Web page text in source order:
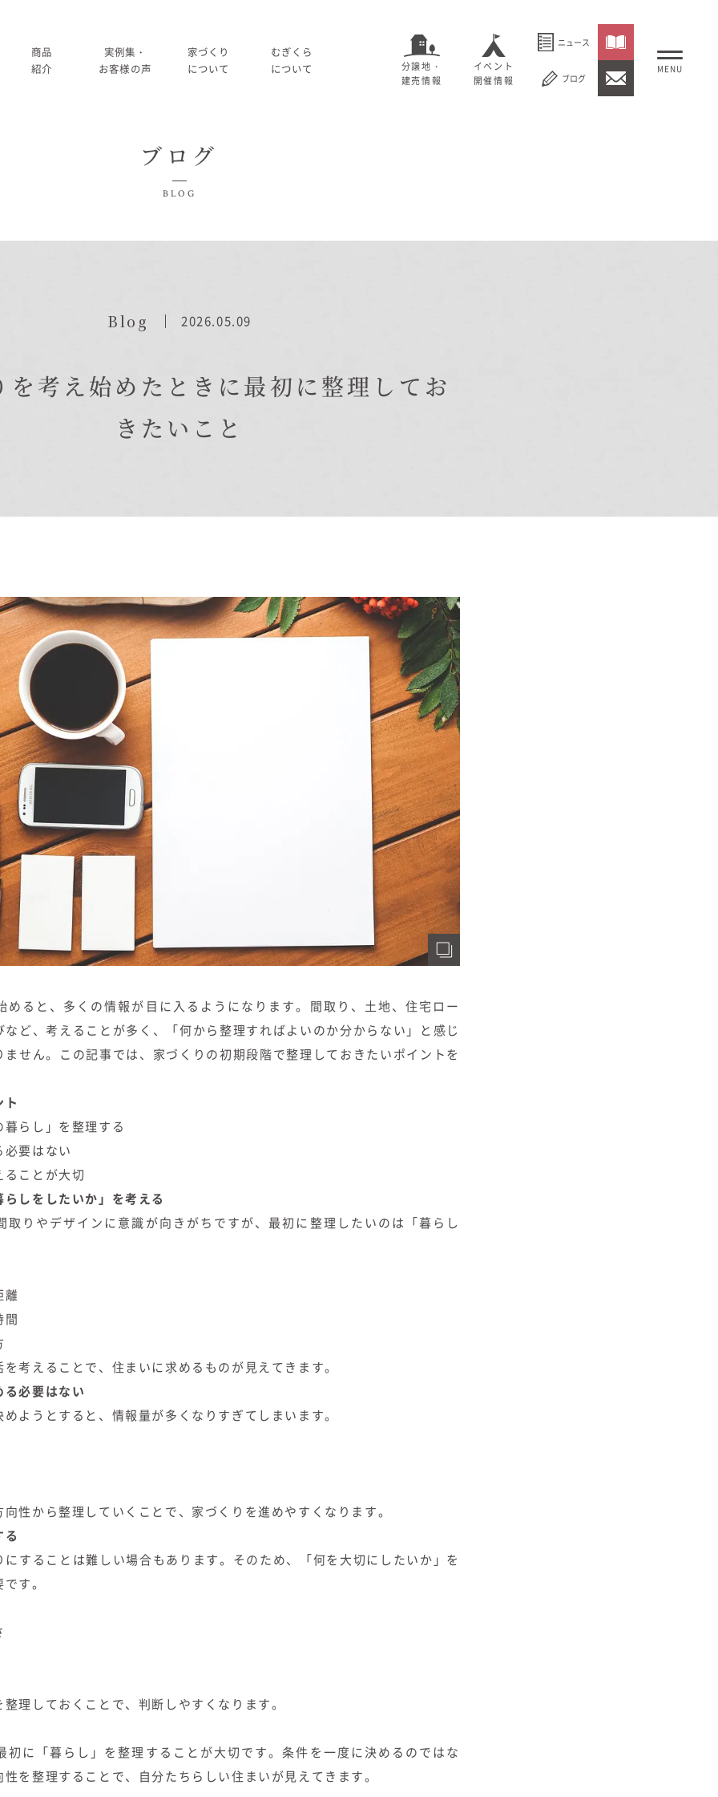
商品
紹介
コノイエ（規格）
EDIT HOUSE
実例集・
お客様の声
施工事例
家づくり
について
在来工法の仕様と性能
むぎくら
について
分譲地・
建売情報
イベント
開催情報
ニュース
ブログ
実例集・お客様の声
家づくりについて
在来工法の仕様と性能
標準設備
アフターメンテナンス
ブログ
0120-37-
1806
ブログ
BLOG
Blog 2026.05.09
を考え始めたときに最初に整理してお
きたいこと
めると、多くの情報が目に入るようになります。間取り、土地、住宅ロー
ど、考えることが多く、「何から整理すればよいのか分からない」と感じ
せん。この記事では、家づくりの初期段階で整理しておきたいポイントを
らし」を整理する
要はない
ことが大切
しをしたいか」を考える
取りやデザインに意識が向きがちですが、最初に整理したいのは「暮らし
離
間
考えることで、住まいに求めるものが見えてきます。
必要はない
ようとすると、情報量が多くなりすぎてしまいます。
性から整理していくことで、家づくりを進めやすくなります。
することは難しい場合もあります。そのため、「何を大切にしたいか」を
す。
理しておくことで、判断しやすくなります。
初に「暮らし」を整理することが大切です。条件を一度に決めるのではな
を整理することで、自分たちらしい住まいが見えてきます。